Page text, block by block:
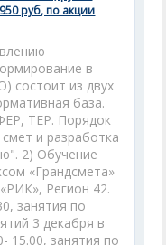
руб, по акции
в
состоит из двух
база.
ТЕР. Порядок
и разработка
2) Обучение
«Грандсмета»
Регион 42.
занятия по
3 декабря в
15.00, занятия по